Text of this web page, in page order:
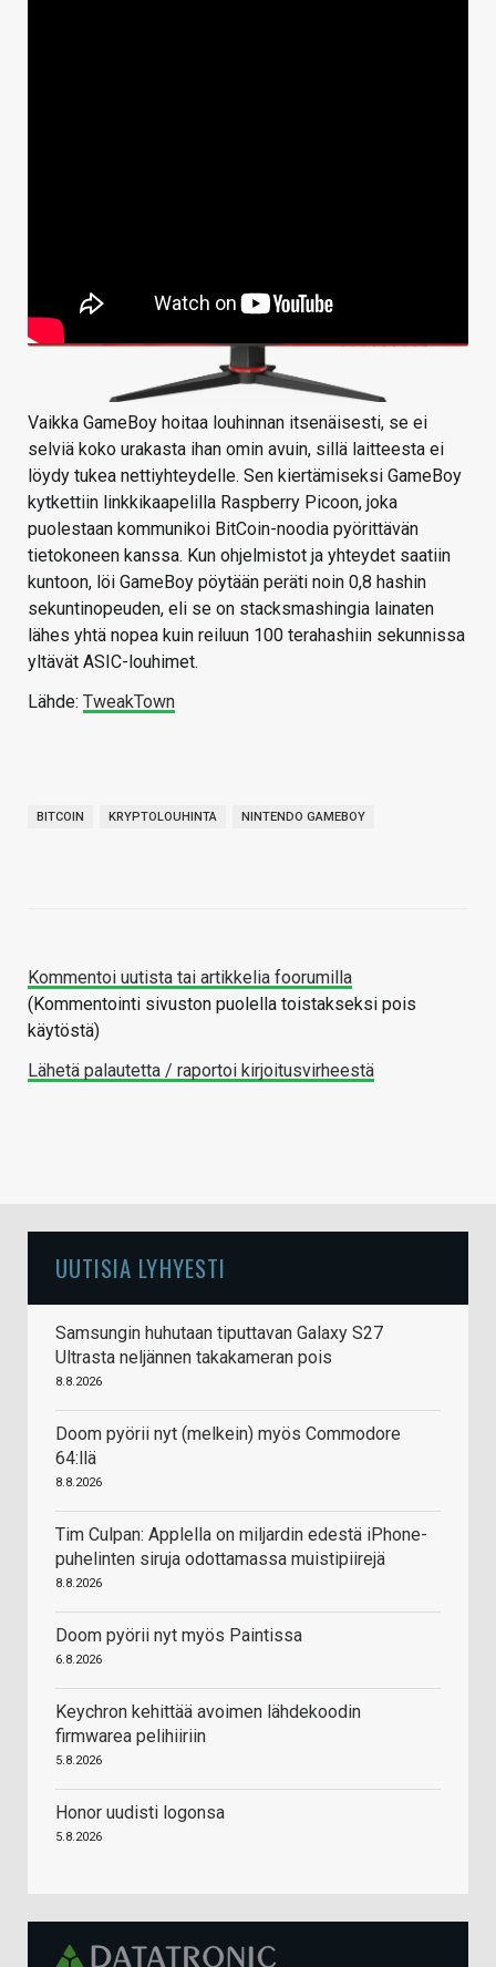
Vaikka GameBoy hoitaa louhinnan itsenäisesti, se ei
selviä koko urakasta ihan omin avuin, sillä laitteesta ei
löydy tukea nettiyhteydelle. Sen kiertämiseksi GameBoy
kytkettiin linkkikaapelilla Raspberry Picoon, joka
puolestaan kommunikoi BitCoin-noodia pyörittävän
tietokoneen kanssa. Kun ohjelmistot ja yhteydet saatiin
kuntoon, löi GameBoy pöytään peräti noin 0,8 hashin
sekuntinopeuden, eli se on stacksmashingia lainaten
lähes yhtä nopea kuin reiluun 100 terahashiin sekunnissa
yltävät ASIC-louhimet.
Lähde: TweakTown
BITCOIN KRYPTOLOUHINTA NINTENDO GAMEBOY
Kommentoi uutista tai artikkelia foorumilla
(Kommentointi sivuston puolella toistakseksi pois
käytöstä)
Lähetä palautetta / raportoi kirjoitusvirheestä
UUTISIA LYHYESTI
Samsungin huhutaan tiputtavan Galaxy S27
Ultrasta neljännen takakameran pois
8.8.2026
Doom pyörii nyt (melkein) myös Commodore
64:llä
8.8.2026
Tim Culpan: Applella on miljardin edestä iPhone-
puhelinten siruja odottamassa muistipiirejä
8.8.2026
Doom pyörii nyt myös Paintissa
6.8.2026
Keychron kehittää avoimen lähdekoodin
firmwarea pelihiiriin
5.8.2026
Honor uudisti logonsa
5.8.2026